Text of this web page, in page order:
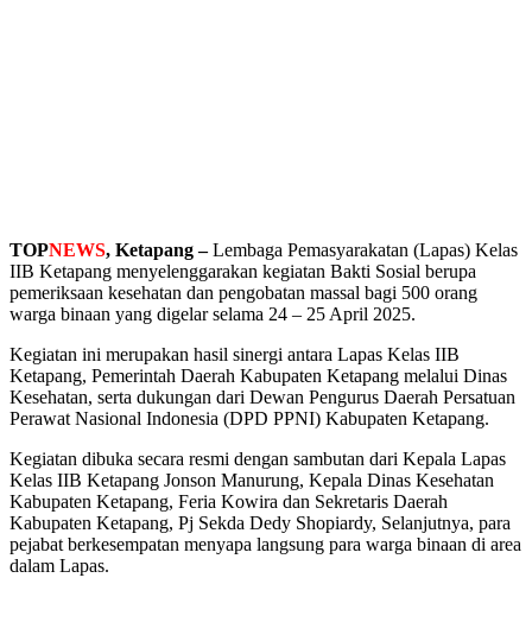
TOPNEWS, Ketapang –Lembaga Pemasyarakatan (Lapas) Kelas
IIB Ketapang menyelenggarakan kegiatan Bakti Sosial berupa
pemeriksaan kesehatan dan pengobatan massal bagi 500 orang
warga binaan yang digelar selama 24 – 25 April 2025.
Kegiatan ini merupakan hasil sinergi antara Lapas Kelas IIB
Ketapang, Pemerintah Daerah Kabupaten Ketapang melalui Dinas
Kesehatan, serta dukungan dari Dewan Pengurus Daerah Persatuan
Perawat Nasional Indonesia (DPD PPNI) Kabupaten Ketapang.
Kegiatan dibuka secara resmi dengan sambutan dari Kepala Lapas
Kelas IIB Ketapang Jonson Manurung, Kepala Dinas Kesehatan
Kabupaten Ketapang, Feria Kowira dan Sekretaris Daerah
Kabupaten Ketapang, Pj Sekda Dedy Shopiardy, Selanjutnya, para
pejabat berkesempatan menyapa langsung para warga binaan di area
dalam Lapas.